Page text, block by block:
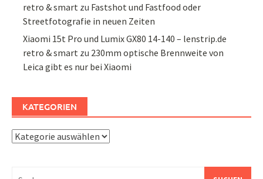
retro & smart zu Fastshot und Fastfood oder
Streetfotografie in neuen Zeiten
Xiaomi 15t Pro und Lumix GX80 14-140 – lenstrip.de
retro & smart zu 230mm optische Brennweite von
Leica gibt es nur bei Xiaomi
KATEGORIEN
Kategorien